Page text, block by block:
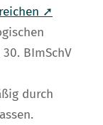
➚
BImSchV
durch